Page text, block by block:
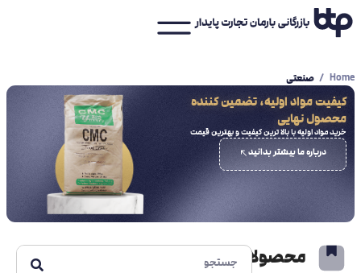
Home صنعتی
کیفیت مواد اولیه، تضمین کننده
محصول نهایی
خرید مواد اولیه با بالا ترین کیفیت و بهترین قیمت
درباره ما بیشتر بدانید
محصولات